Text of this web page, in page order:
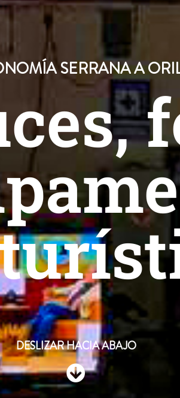
SERRANA A
DESLIZAR HACIA ABAJO